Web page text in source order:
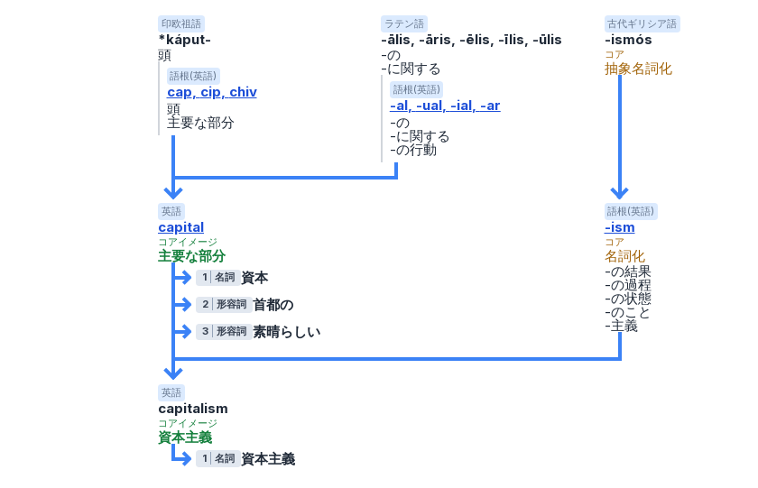
印欧祖語
*káput-
頭
語根(英語)
cap cip chiv
頭
主要な部分
ラテン語
-ālis, -āris, -ēlis, -īlis, -ūlis
-の
-に関する
語根(英語)
-al -ual -ial -ar
-の
-に関する
-の行動
古代ギリシア語
-ismós
コア
抽象名詞化
英語
capital
コアイメージ
主要な部分
1 名詞 資本
2 形容詞 首都の
3 形容詞 素晴らしい
語根(英語)
-ism
コア
名詞化
-の結果
-の過程
-の状態
-のこと
-主義
英語
capitalism
コアイメージ
資本主義
1 名詞 資本主義